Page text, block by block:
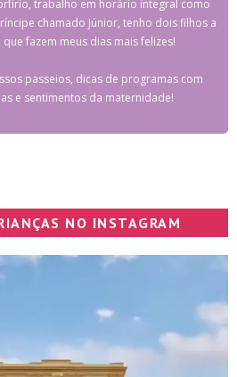
trabalho em horário integral como
chamado Júnior, tenho dois filhos a
fazem meus dias mais felizes!
passeios, dicas de programas com
e sentimentos da maternidade!
NO INSTAGRAM